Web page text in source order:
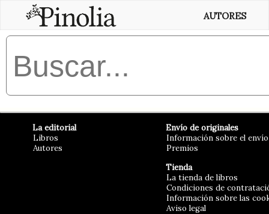
AUTORES
La editorial
Libros
Autores
Envío de originales
Información sobre el envío
Premios
Tienda
La tienda de libros
Condiciones de
Información sobre las
Aviso legal